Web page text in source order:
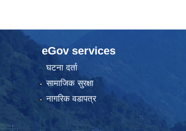
eGov services
घटना दर्ता
सामाजिक सुरक्षा
नागरिक वडापत्र